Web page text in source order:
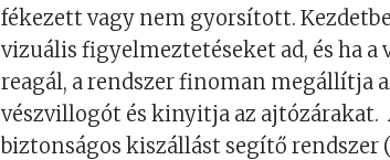
fékezett vagy nem gyorsított.
vizuális figyelmeztetéseket ad, és ha a
reagál, a rendszer finoman megállítja
vészvillogót és kinyitja az ajtózárakat.
biztonságos kiszállást segítő rendszer